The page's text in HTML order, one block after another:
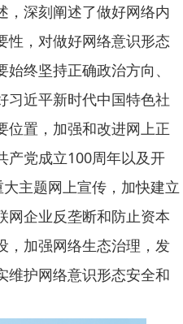
，深刻阐述了做好网络内
性，对做好网络意识形态
终坚持正确政治方向、
习近平新时代中国特色社
位置，加强和改进网上正
产党成立100周年以及开
大主题网上宣传，加快建立
网企业反垄断和防止资本
，加强网络生态治理，发
维护网络意识形态安全和